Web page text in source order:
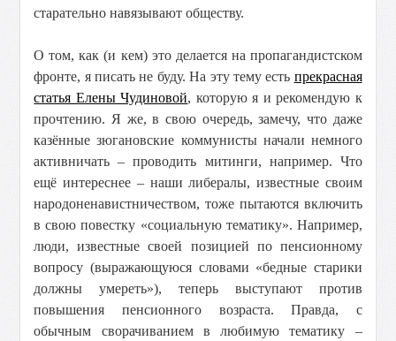
старательно навязывают обществу.
О том, как (и кем) это делается на пропагандистском
фронте, я писать не буду. На эту тему есть прекрасная
статья Елены Чудиновой, которую я и рекомендую к
прочтению. Я же, в свою очередь, замечу, что даже
казённые зюгановские коммунисты начали немного
активничать – проводить митинги, например. Что
ещё интереснее – наши либералы, известные своим
народоненавистничеством, тоже пытаются включить
в свою повестку «социальную тематику». Например,
люди, известные своей позицией по пенсионному
вопросу (выражающуюся словами «бедные старики
должны умереть»), теперь выступают против
повышения пенсионного возраста. Правда, с
обычным сворачиванием в любимую тематику –